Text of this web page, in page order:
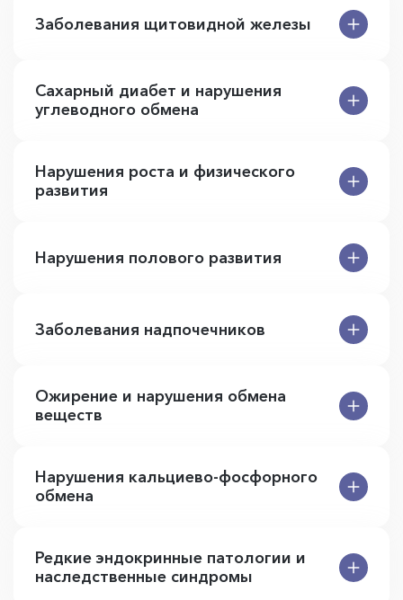
Заболевания щитовидной железы
Сахарный диабет и нарушения
углеводного обмена
Нарушения роста и физического
развития
Нарушения полового развития
Заболевания надпочечников
Ожирение и нарушения обмена
веществ
Нарушения кальциево-фосфорного
обмена
Редкие эндокринные патологии и
наследственные синдромы